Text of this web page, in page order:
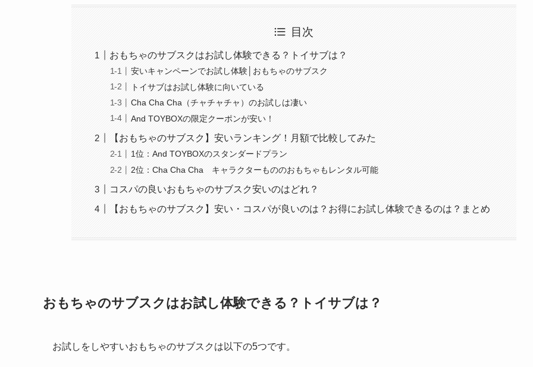
目次
おもちゃのサブスクはお試し体験できる？トイサブは？
安いキャンペーンでお試し体験│おもちゃのサブスク
トイサブはお試し体験に向いている
Cha Cha Cha（チャチャチャ）のお試しは凄い
And TOYBOXの限定クーポンが安い！
【おもちゃのサブスク】安いランキング！月額で比較してみた
1位：And TOYBOXのスタンダードプラン
2位：Cha Cha Cha キャラクターもののおもちゃもレンタル可能
コスパの良いおもちゃのサブスク安いのはどれ？
【おもちゃのサブスク】安い・コスパが良いのは？お得にお試し体験できるのは？まとめ
おもちゃのサブスクはお試し体験できる？トイサブは？
お試しをしやすいおもちゃのサブスクは以下の5つです。